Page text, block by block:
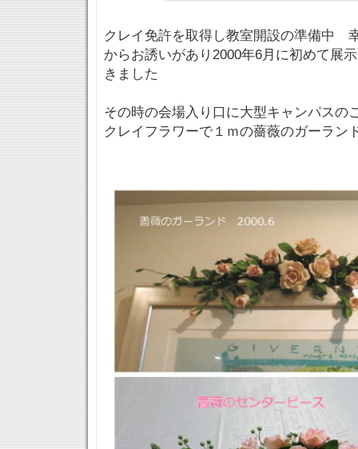
クレイ免許を取得し教室開設の準備中
からお誘いがあり2000年6月に初めて展
きました
その時の会場入り口に大型キャンパスの
クレイフラワーで１ｍの薔薇のガーラン